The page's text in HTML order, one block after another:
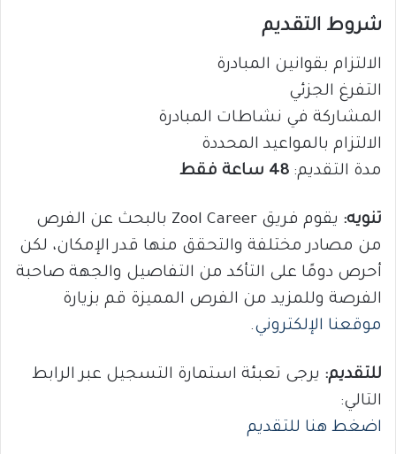
شروط التقديم
الالتزام بقوانين المبادرة
التفرغ الجزئي
المشاركة في نشاطات المبادرة
الالتزام بالمواعيد المحددة
مدة التقديم: 48 ساعة فقط
تنويه:
يقوم فريق Zool Career بالبحث عن الفرص
من مصادر مختلفة والتحقق منها قدر الإمكان، لكن
أحرص دومًا على التأكد من التفاصيل والجهة صاحبة
الفرصة وللمزيد من الفرص المميزة قم بزيارة
موقعنا الإلكتروني.
للتقديم: يرجى تعبئة استمارة التسجيل عبر الرابط
التالي:
اضغط هنا للتقديم